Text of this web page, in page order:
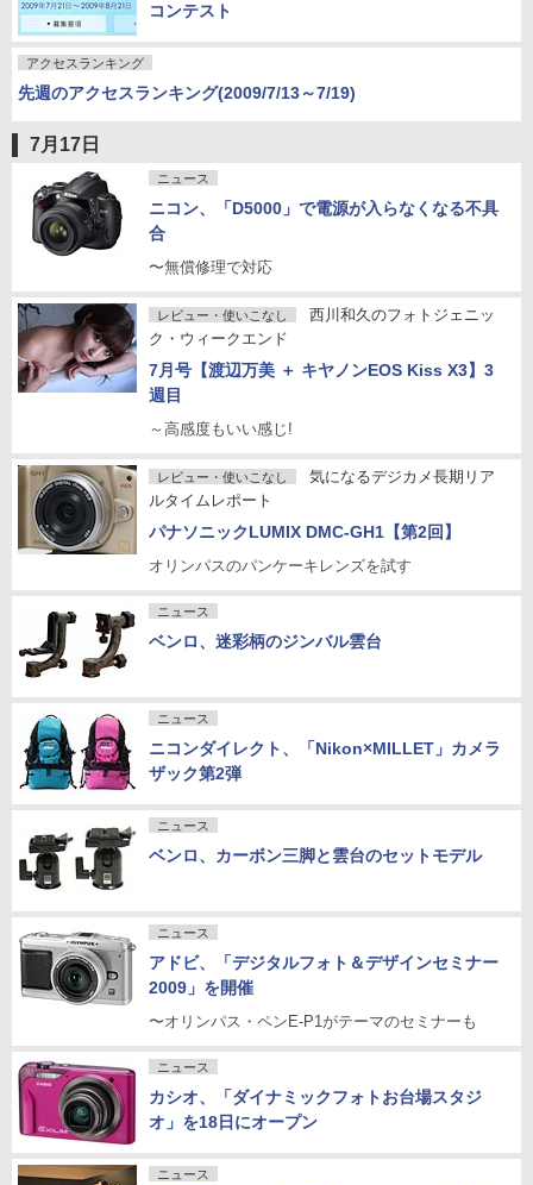
コンテスト
アクセスランキング
先週のアクセスランキング(2009/7/13～7/19)
7月17日
ニュース
ニコン、「D5000」で電源が入らなくなる不具
合
〜無償修理で対応
レビュー・使いこなし
西川和久のフォトジェニッ
ク・ウィークエンド
7月号【渡辺万美 ＋ キヤノンEOS Kiss X3】3
週目
～高感度もいい感じ!
レビュー・使いこなし
気になるデジカメ長期リア
ルタイムレポート
パナソニックLUMIX DMC-GH1【第2回】
オリンパスのパンケーキレンズを試す
ニュース
ベンロ、迷彩柄のジンバル雲台
ニュース
ニコンダイレクト、「Nikon×MILLET」カメラ
ザック第2弾
ニュース
ベンロ、カーボン三脚と雲台のセットモデル
ニュース
アドビ、「デジタルフォト＆デザインセミナー
2009」を開催
〜オリンパス・ペンE-P1がテーマのセミナーも
ニュース
カシオ、「ダイナミックフォトお台場スタジ
オ」を18日にオープン
ニュース